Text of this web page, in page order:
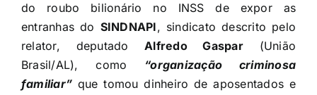
do roubo bilionário no INSS de expor as
entranhas do SINDNAPI, sindicato descrito pelo
relator, deputadoAlfredo Gaspar(União
Brasil/AL), como “organização criminosa
familiar” que tomou dinheiro de aposentados e